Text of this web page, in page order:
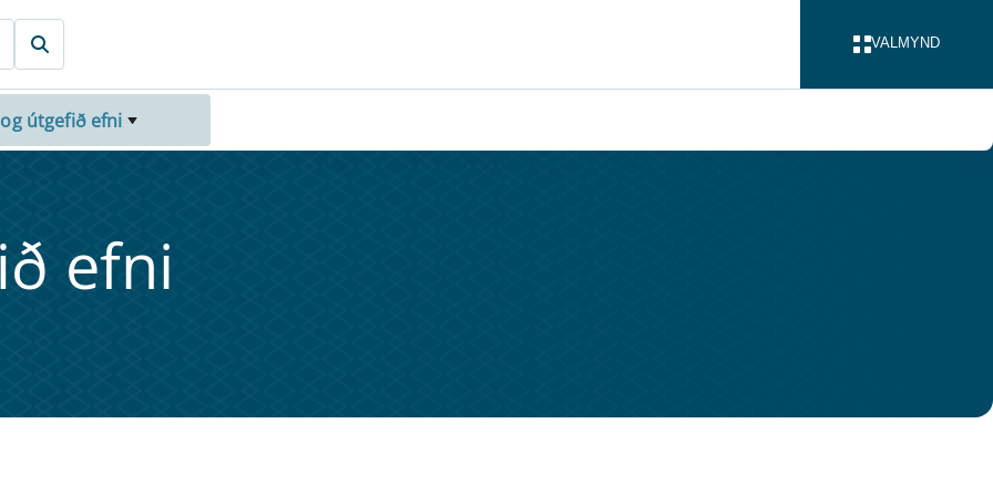
VALMYND
útgefið efni
efni